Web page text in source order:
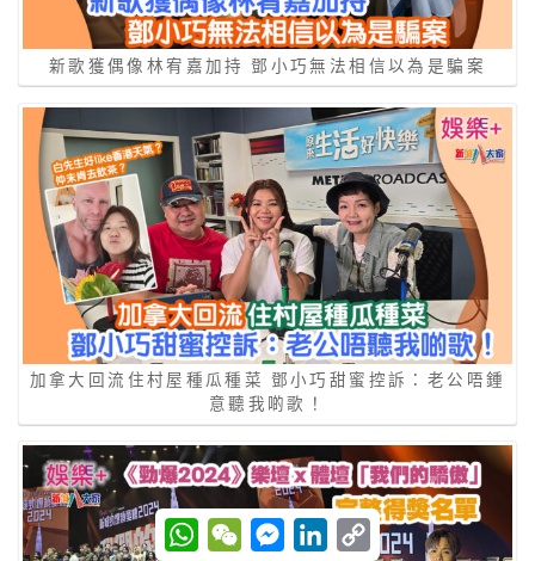
新歌獲偶像林宥嘉加持 鄧小巧無法相信以為是騙案
加拿大回流住村屋種瓜種菜 鄧小巧甜蜜控訴：老公唔鍾
意聽我啲歌！
W
h
W
e
M
e
L
C
o